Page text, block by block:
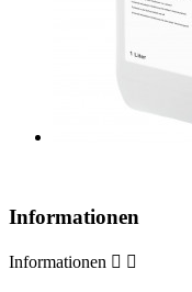
Informationen
Informationen  